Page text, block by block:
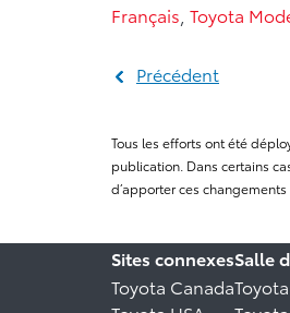
Français Toyota
Précédent
Tous les efforts ont été
publication. Dans certains
d’apporter ces
Sites connexes
Toyota Canada
Salle